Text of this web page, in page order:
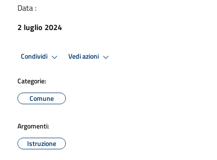
Data :
2 luglio 2024
Condividi Vedi azioni
Categorie:
Comune
Argomenti:
Istruzione